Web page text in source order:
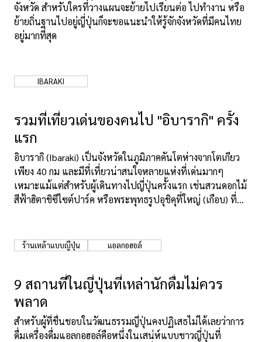
จังหวัด สำหรับใครที่วางแผนจะย้ายไปเรียนต่อ ไปทำงาน หรือ
ย้ายถิ่นฐานไปอยู่ญี่ปุ่นก็จะขอแนะนำให้รู้จักจังหวัดที่มีคนไทย
อยู่มากที่สุด
IBARAKI
รวมที่เที่ยวเด่นของคนไป "อิบารากิ" ครั้ง
แรก
อิบารากิ (Ibaraki) เป็นจังหวัดในภูมิภาคคันโตห่างจากโตเกียว
เพียง 40 กม และมีที่เที่ยวน่าสนใจหลายแห่งที่เด่นมากๆ
เหมาะแม้แต่สำหรับผู้เดินทางไปญี่ปุ่นครั้งแรก เช่นสวนดอกไม้
สีฟ้าฮิตาชิซีไซต์ปาร์ค หรือพระพุทธรูปอุชิคุที่ใหญ่ (เกือบ) ที่สุด
ร้านเหล้าแบบญี่ปุ่น แอลกอฮอล์
9 สถานที่ในญี่ปุ่นที่เหล่านักดื่มไม่ควร
พลาด
สำหรับผู้ที่ชื่นชอบในวัฒนธรรมญี่ปุ่นคงปฏิเสธไม่ได้เลยว่าการ
ดื่มเครื่องดื่มแอลกอฮอล์คือหนึ่งในเสน่ห์แบบชาวญี่ปุ่นที่